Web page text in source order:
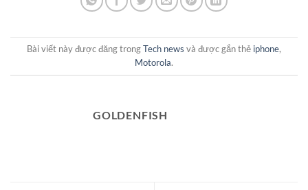
Bài viết này được đăng trongTech news và được gắn thẻ iphone,
Motorola.
GOLDENFISH